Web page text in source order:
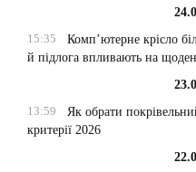
15:35
Комп’ютерне крісло
й підлога впливають на
13:59
Як обрати
критерії 2026